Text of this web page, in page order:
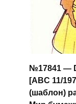
№17841 —
[ABC 11/
(шаблон)